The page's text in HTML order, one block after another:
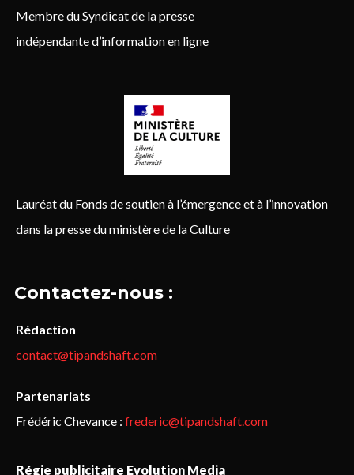
Membre du Syndicat de la presse
indépendante d’information en ligne
Lauréat du Fonds de soutien à l’émergence et à l’innovation
dans la presse du ministère de la Culture
Contactez-nous :
Rédaction
contact@tipandshaft.com
Partenariats
Frédéric Chevance : frederic@tipandshaft.com
Régie publicitaire Evolution Media